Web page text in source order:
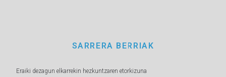
SARRERA BERRIAK
Eraiki dezagun elkarrekin hezkuntzaren etorkizuna